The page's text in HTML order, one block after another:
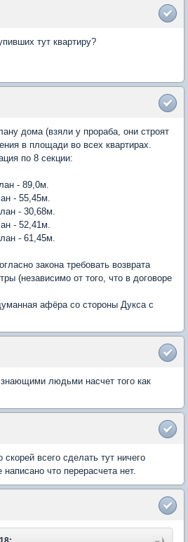
тут квартиру?
дома (взяли у прораба, они строят
в площади во всех квартирах.
по 8 секции:
- 89,0м.
- 55,45м.
- 30,68м.
- 52,41м.
- 61,45м.
закона требовать возврата
(независимо от того, что в договоре
афёра со стороны Дукса с
людьми насчет того как
всего сделать тут ничего
написано что перерасчета нет.